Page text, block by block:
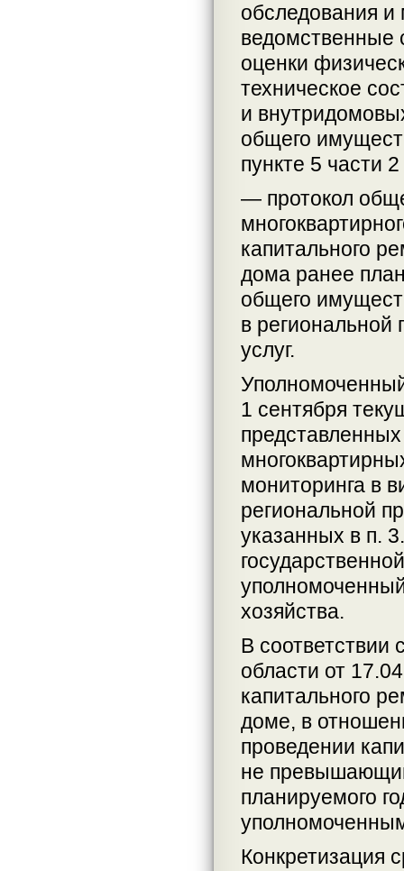
обследования и
оценки
техническое
и
общего
пункте 5 части
— протокол
капитального
дома ранее
общего
в региональной
услуг.
1 сентября
мониторинга в
региональной
указанных в п.
хозяйства.
В соответствии
области от
капитального
доме, в
проведении
не
планируемого
Конкретизация